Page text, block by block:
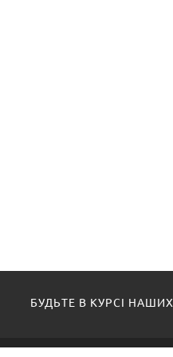
БУДЬТЕ В КУРСІ